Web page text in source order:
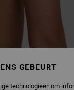
GEBEURT
technologieën om